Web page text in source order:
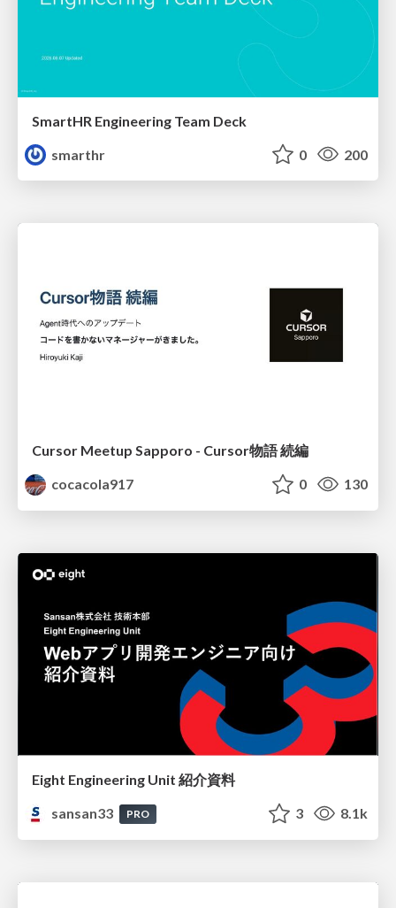
SmartHR Engineering Team Deck
smarthr
0 200
Cursor Meetup Sapporo - Cursor物語 続編
cocacola917
0 130
Eight Engineering Unit 紹介資料
sansan33
PRO 3 8.1k